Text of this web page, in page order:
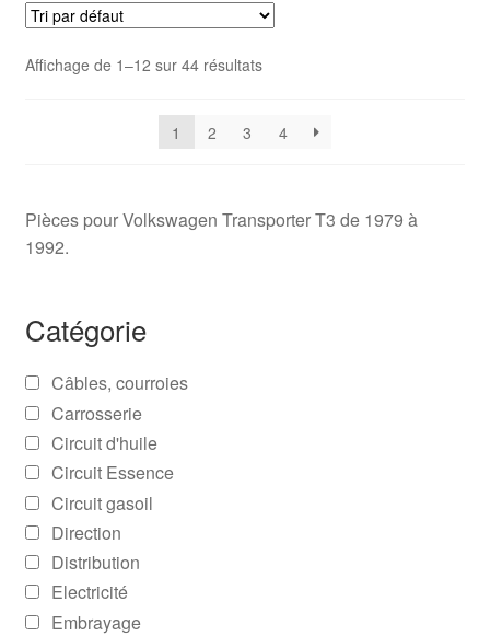
Affichage de 1–12 sur 44 résultats
1 2 3 4
Pièces pour Volkswagen Transporter T3 de 1979 à
1992.
Catégorie
Câbles, courroies
Carrosserie
Circuit d'huile
Circuit Essence
Circuit gasoil
Direction
Distribution
Electricité
Embrayage